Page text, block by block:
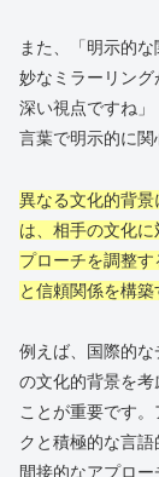
また、「明示的
妙なミラーリン
深い視点ですね」
言葉で明示的に関
異なる文化的背
は、相手の文化
プローチを調整
と信頼関係を構築
例えば、国際的
の文化的背景を
ことが重要です
クと積極的な言
間接的なアプロ